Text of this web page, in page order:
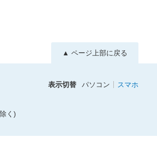
▲ ページ上部に戻る
く)
表示切替 パソコン スマホ